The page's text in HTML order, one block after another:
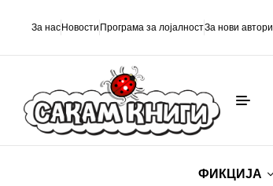
За нас Новости Програма за лојалностЗа нови автори
ФИКЦИЈА